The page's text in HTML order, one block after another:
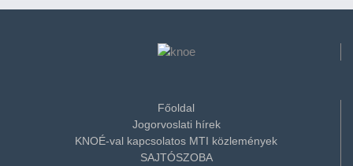
Főoldal
Jogorvoslati hírek
KNOÉ-val kapcsolatos MTI közlemények
SAJTÓSZOBA